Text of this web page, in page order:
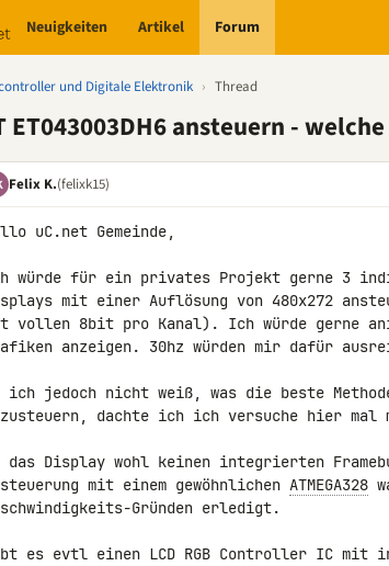
Neuigkeiten Artikel Forum
und Digitale Elektronik › Thread
ET043003DH6 ansteuern -
Felix K.(felixk15)
uC.net Gemeinde,
würde für ein privates Projekt gerne 3
mit einer Auflösung von 480x272
vollen 8bit pro Kanal). Ich würde gerne
anzeigen. 30hz würden mir dafür
ich jedoch nicht weiß, was die beste
dachte ich ich versuche hier mal
das Display wohl keinen integrierten
mit einem gewöhnlichen ATMEGA328
Gründen erledigt.
es evtl einen LCD RGB Controller IC mit